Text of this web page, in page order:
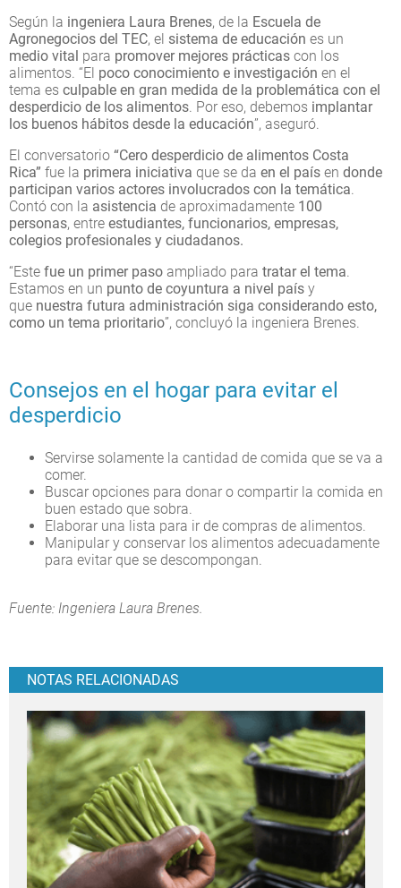
Según la ingeniera Laura Brenes, de la Escuela de
Agronegocios del TEC, el sistema de educación es un
medio vital para promover mejores prácticas con los
alimentos. “El poco conocimiento e investigación en el
tema es culpable en gran medida de la problemática con el
desperdicio de los alimentos. Por eso, debemos implantar
los buenos hábitos desde la educación”, aseguró.
El conversatorio “Cero desperdicio de alimentos Costa
Rica” fue la primera iniciativa que se da en el país en donde
participan varios actores involucrados con la temática.
Contó con la asistencia de aproximadamente 100
personas, entre estudiantes, funcionarios, empresas,
colegios profesionales y ciudadanos.
“Este fue un primer paso ampliado para tratar el tema.
Estamos en un punto de coyuntura a nivel país y
que nuestra futura administración siga considerando esto,
como un tema prioritario”, concluyó la ingeniera Brenes.
Consejos en el hogar para evitar el
desperdicio
Servirse solamente la cantidad de comida que se va a
comer.
Buscar opciones para donar o compartir la comida en
buen estado que sobra.
Elaborar una lista para ir de compras de alimentos.
Manipular y conservar los alimentos adecuadamente
para evitar que se descompongan.
Fuente: Ingeniera Laura Brenes.
NOTAS RELACIONADAS